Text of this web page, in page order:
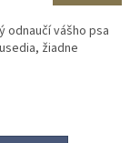
vášho psa
žiadne